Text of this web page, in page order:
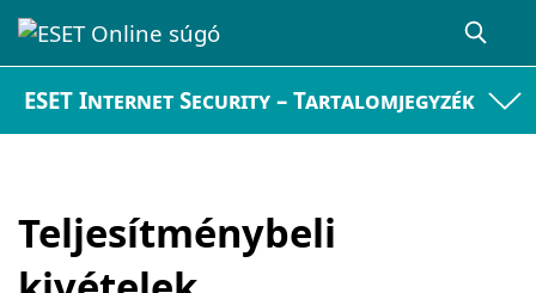
ESET Internet Security – Tartalomjegyzék
Teljesítménybeli